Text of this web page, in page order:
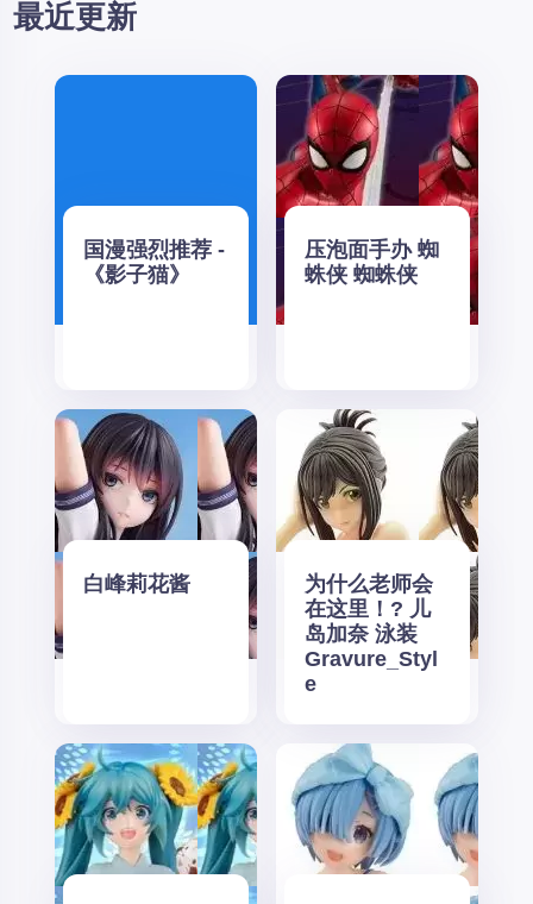
最近更新
国漫强烈推荐 -
《影子猫》
压泡面手办 蜘
蛛侠 蜘蛛侠
白峰莉花酱
为什么老师会
在这里！? 儿
岛加奈 泳装
Gravure_Styl
e